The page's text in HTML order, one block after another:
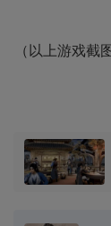
（以上游戏截